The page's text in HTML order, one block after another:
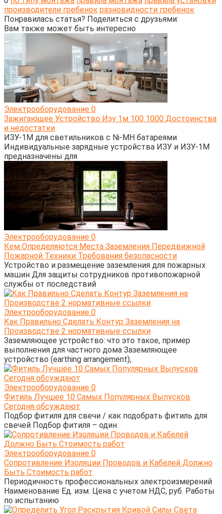
производители гребенок разновидности гребенок
Понравилась статья? Поделиться с друзьями:
Вам также может быть интересно
Электрооборудование 0
Зажигающее Устройство Изу 1м 100 1000 Достоинства
и недостатки
ИЗУ-1М для светильников с Ni-MH батареями
Индивидуальные зарядные устройства ИЗУ и ИЗУ-1М
предназначены для
Электрооборудование 0
Кем Определяются Места Заземления Передвижной
Пожарной Техники Требования безопасности
Устройство и размещение заземления для пожарных
машин Для защиты сотрудников противопожарной
службы от последствий
Электрооборудование 0
Как Правильно Сделать Контур Заземления на
Производстве 2 нормативные ссылки
Заземляющее устройство: что это такое, пример
выполнения для частного дома Заземляющее
устройство (earthing arrangement),
Электрооборудование 0
Фитиль Лучшее 10 Самых Популярных Выпусков
Сегодня обсуждают
Подбор фитиля для свечи / как подобрать фитиль для
свечей Подбор фитиля – один
Электрооборудование 0
Сопротивление Изоляции Проводов и Кабелей Должно
Быть Стоимость работ
Периодичность профессиональных электроизмерений
Наименование Ед. изм. Цена с учетом НДС, руб. Работы
по испытанию